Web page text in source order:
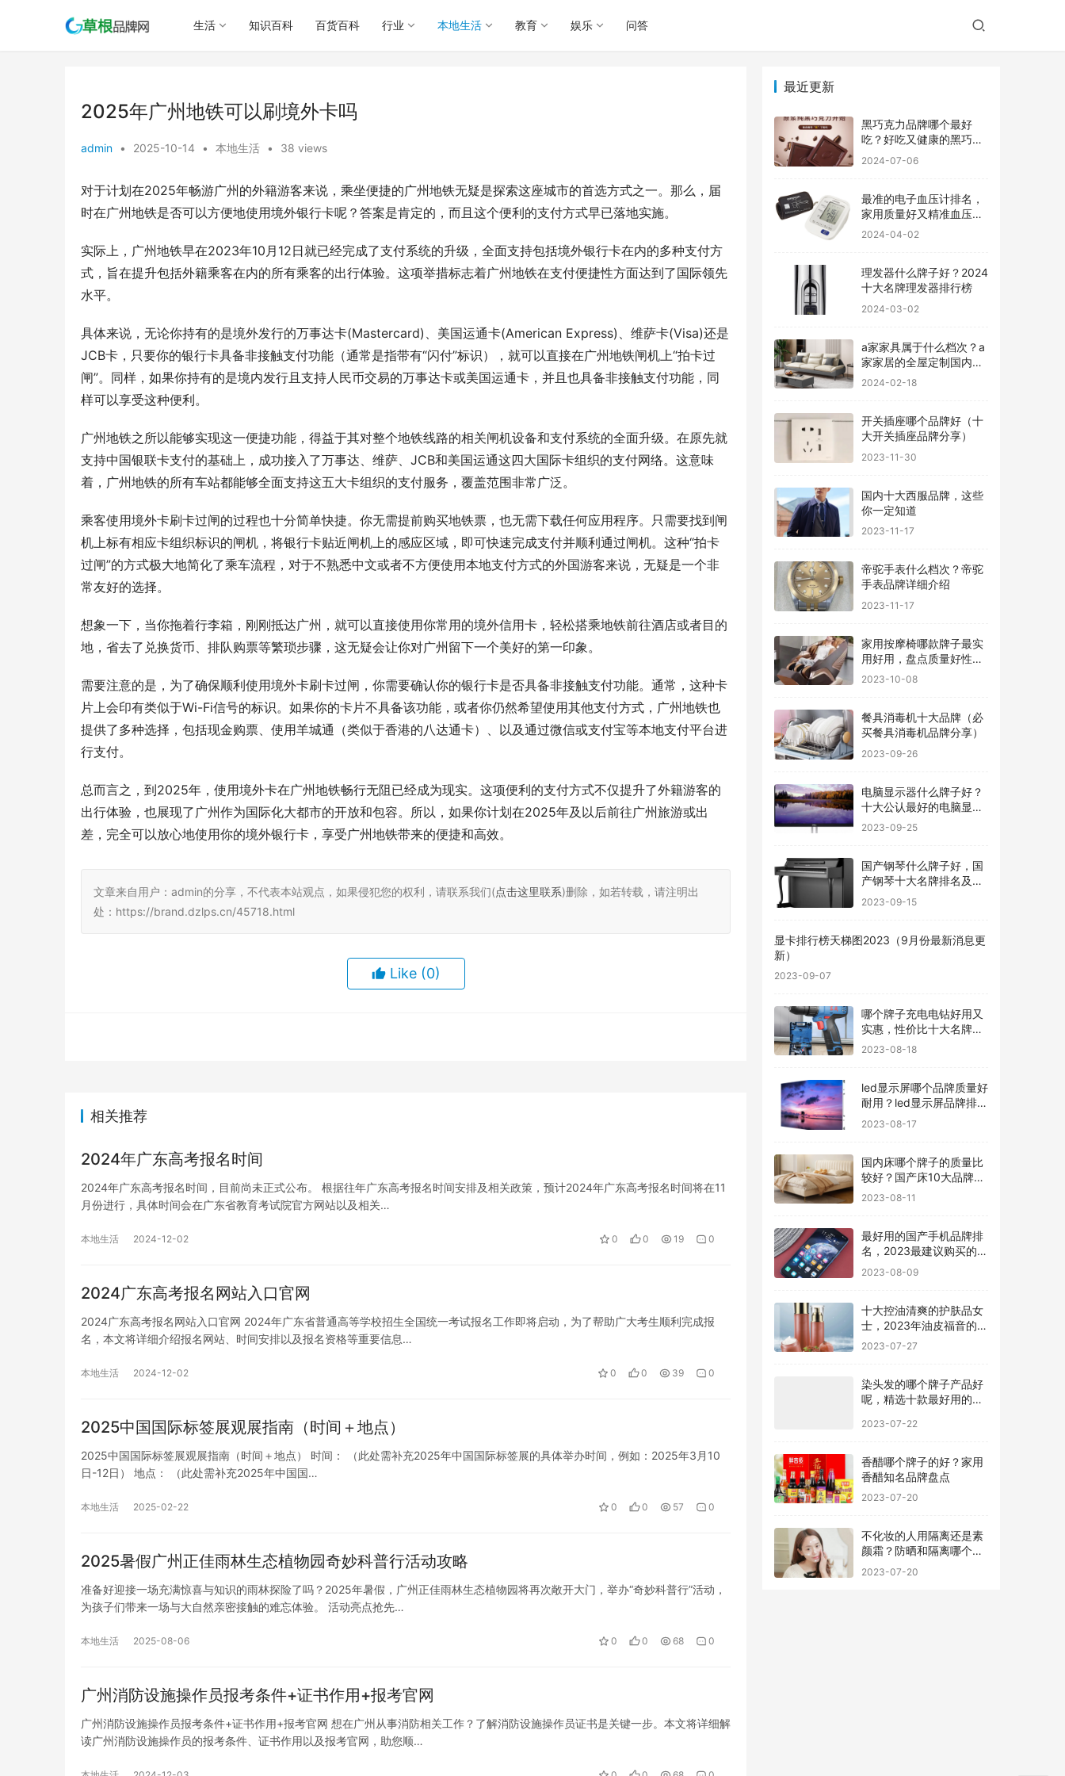
生活 知识百科 百货百科 行业 本地生活 教育 娱乐 问答
2025年广州地铁可以刷境外卡吗
admin • 2025-10-14 • 本地生活 • 38 views
对于计划在2025年畅游广州的外籍游客来说，乘坐便捷的广州地铁无疑是探索这座城市的首选方式之一。那么，届
时在广州地铁是否可以方便地使用境外银行卡呢？答案是肯定的，而且这个便利的支付方式早已落地实施。
实际上，广州地铁早在2023年10月12日就已经完成了支付系统的升级，全面支持包括境外银行卡在内的多种支付方
式，旨在提升包括外籍乘客在内的所有乘客的出行体验。这项举措标志着广州地铁在支付便捷性方面达到了国际领先
水平。
具体来说，无论你持有的是境外发行的万事达卡(Mastercard)、美国运通卡(American Express)、维萨卡(Visa)还是
JCB卡，只要你的银行卡具备非接触支付功能（通常是指带有“闪付”标识），就可以直接在广州地铁闸机上“拍卡过
闸”。同样，如果你持有的是境内发行且支持人民币交易的万事达卡或美国运通卡，并且也具备非接触支付功能，同
样可以享受这种便利。
广州地铁之所以能够实现这一便捷功能，得益于其对整个地铁线路的相关闸机设备和支付系统的全面升级。在原先就
支持中国银联卡支付的基础上，成功接入了万事达、维萨、JCB和美国运通这四大国际卡组织的支付网络。这意味
着，广州地铁的所有车站都能够全面支持这五大卡组织的支付服务，覆盖范围非常广泛。
乘客使用境外卡刷卡过闸的过程也十分简单快捷。你无需提前购买地铁票，也无需下载任何应用程序。只需要找到闸
机上标有相应卡组织标识的闸机，将银行卡贴近闸机上的感应区域，即可快速完成支付并顺利通过闸机。这种“拍卡
过闸”的方式极大地简化了乘车流程，对于不熟悉中文或者不方便使用本地支付方式的外国游客来说，无疑是一个非
常友好的选择。
想象一下，当你拖着行李箱，刚刚抵达广州，就可以直接使用你常用的境外信用卡，轻松搭乘地铁前往酒店或者目的
地，省去了兑换货币、排队购票等繁琐步骤，这无疑会让你对广州留下一个美好的第一印象。
需要注意的是，为了确保顺利使用境外卡刷卡过闸，你需要确认你的银行卡是否具备非接触支付功能。通常，这种卡
片上会印有类似于Wi-Fi信号的标识。如果你的卡片不具备该功能，或者你仍然希望使用其他支付方式，广州地铁也
提供了多种选择，包括现金购票、使用羊城通（类似于香港的八达通卡）、以及通过微信或支付宝等本地支付平台进
行支付。
总而言之，到2025年，使用境外卡在广州地铁畅行无阻已经成为现实。这项便利的支付方式不仅提升了外籍游客的
出行体验，也展现了广州作为国际化大都市的开放和包容。所以，如果你计划在2025年及以后前往广州旅游或出
差，完全可以放心地使用你的境外银行卡，享受广州地铁带来的便捷和高效。
文章来自用户：admin的分享，不代表本站观点，如果侵犯您的权利，请联系我们(点击这里联系)删除，如若转载，请注明出
处：https://brand.dzlps.cn/45718.html
Like (0)
相关推荐
2024年广东高考报名时间
2024年广东高考报名时间，目前尚未正式公布。 根据往年广东高考报名时间安排及相关政策，预计2024年广东高考报名时间将在11
月份进行，具体时间会在广东省教育考试院官方网站以及相关…
本地生活 2024-12-02 0 0 19 0
2024广东高考报名网站入口官网
2024广东高考报名网站入口官网 2024年广东省普通高等学校招生全国统一考试报名工作即将启动，为了帮助广大考生顺利完成报
名，本文将详细介绍报名网站、时间安排以及报名资格等重要信息…
本地生活 2024-12-02 0 0 39 0
2025中国国际标签展观展指南（时间＋地点）
2025中国国际标签展观展指南（时间＋地点） 时间： （此处需补充2025年中国国际标签展的具体举办时间，例如：2025年3月10
日-12日） 地点： （此处需补充2025年中国国…
本地生活 2025-02-22 0 0 57 0
2025暑假广州正佳雨林生态植物园奇妙科普行活动攻略
准备好迎接一场充满惊喜与知识的雨林探险了吗？2025年暑假，广州正佳雨林生态植物园将再次敞开大门，举办“奇妙科普行”活动，
为孩子们带来一场与大自然亲密接触的难忘体验。 活动亮点抢先…
本地生活 2025-08-06 0 0 68 0
广州消防设施操作员报考条件+证书作用+报考官网
广州消防设施操作员报考条件+证书作用+报考官网 想在广州从事消防相关工作？了解消防设施操作员证书是关键一步。本文将详细解
读广州消防设施操作员的报考条件、证书作用以及报考官网，助您顺…
最近更新
黑巧克力品牌哪个最好
吃？好吃又健康的黑巧克
力品牌
2024-07-06
最准的电子血压计排名，
家用质量好又精准血压计
品牌前十
2024-04-02
理发器什么牌子好？2024
十大名牌理发器排行榜
2024-03-02
a家家具属于什么档次？a
家家居的全屋定制国内排
行
2024-02-18
开关插座哪个品牌好（十
大开关插座品牌分享）
2023-11-30
国内十大西服品牌，这些
你一定知道
2023-11-17
帝驼手表什么档次？帝驼
手表品牌详细介绍
2023-11-17
家用按摩椅哪款牌子最实
用好用，盘点质量好性价
比高的品牌
2023-10-08
餐具消毒机十大品牌（必
买餐具消毒机品牌分享）
2023-09-26
电脑显示器什么牌子好？
十大公认最好的电脑显示
器
2023-09-25
国产钢琴什么牌子好，国
产钢琴十大名牌排名及价
格
2023-09-15
显卡排行榜天梯图2023（9月份最新消息更
新）
2023-09-07
哪个牌子充电电钻好用又
实惠，性价比十大名牌充
电电钻排名
2023-08-18
led显示屏哪个品牌质量好
耐用？led显示屏品牌排行
前十名
2023-08-17
国内床哪个牌子的质量比
较好？国产床10大品牌最
新排名
2023-08-11
最好用的国产手机品牌排
名，2023最建议购买的5
款手机
2023-08-09
十大控油清爽的护肤品女
士，2023年油皮福音的护
肤品有哪些
2023-07-27
染头发的哪个牌子产品好
呢，精选十款最好用的染
2023-07-22
香醋哪个牌子的好？家用
香醋知名品牌盘点
2023-07-20
不化妆的人用隔离还是素
颜霜？防晒和隔离哪个先
2023-07-20